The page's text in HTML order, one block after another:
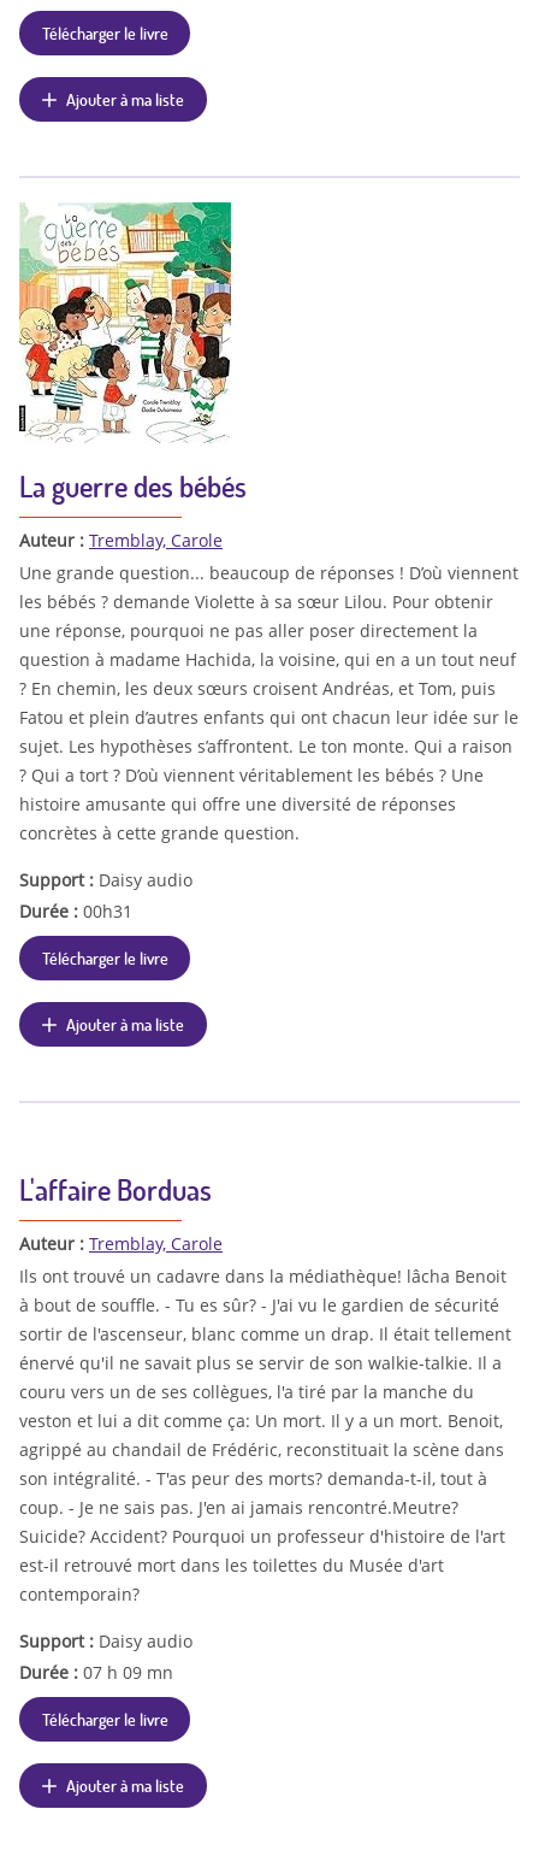
Télécharger le livre
Ajouter à ma liste
La guerre des bébés
Auteur : Tremblay, Carole
Une grande question... beaucoup de réponses ! D’où viennent
les bébés ? demande Violette à sa sœur Lilou. Pour obtenir
une réponse, pourquoi ne pas aller poser directement la
question à madame Hachida, la voisine, qui en a un tout neuf
? En chemin, les deux sœurs croisent Andréas, et Tom, puis
Fatou et plein d’autres enfants qui ont chacun leur idée sur le
sujet. Les hypothèses s’affrontent. Le ton monte. Qui a raison
? Qui a tort ? D’où viennent véritablement les bébés ? Une
histoire amusante qui offre une diversité de réponses
concrètes à cette grande question.
Support : Daisy audio
Durée : 00h31
Télécharger le livre
Ajouter à ma liste
L'affaire Borduas
Auteur : Tremblay, Carole
Ils ont trouvé un cadavre dans la médiathèque! lâcha Benoit
à bout de souffle. - Tu es sûr? - J'ai vu le gardien de sécurité
sortir de l'ascenseur, blanc comme un drap. Il était tellement
énervé qu'il ne savait plus se servir de son walkie-talkie. Il a
couru vers un de ses collègues, l'a tiré par la manche du
veston et lui a dit comme ça: Un mort. Il y a un mort. Benoit,
agrippé au chandail de Frédéric, reconstituait la scène dans
son intégralité. - T'as peur des morts? demanda-t-il, tout à
coup. - Je ne sais pas. J'en ai jamais rencontré.Meutre?
Suicide? Accident? Pourquoi un professeur d'histoire de l'art
est-il retrouvé mort dans les toilettes du Musée d'art
contemporain?
Support : Daisy audio
Durée : 07 h 09 mn
Télécharger le livre
Ajouter à ma liste